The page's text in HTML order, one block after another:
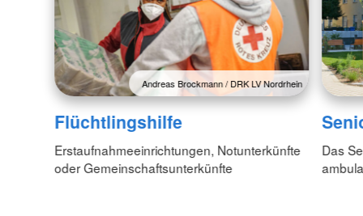
Andreas Brockmann / DRK LV Nordrhein
Flüchtlingshilfe
Erstaufnahmeeinrichtungen, Notunterkünfte
oder Gemeinschaftsunterkünfte
Das